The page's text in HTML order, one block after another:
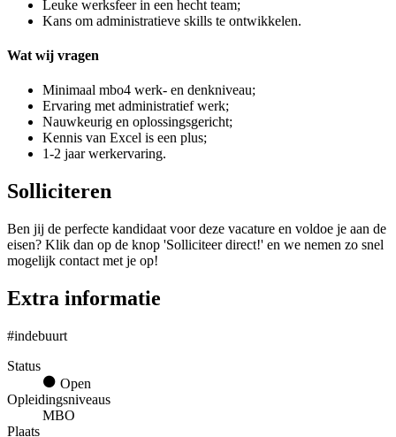
Leuke werksfeer in een hecht team;
Kans om administratieve skills te ontwikkelen.
Wat wij vragen
Minimaal mbo4 werk- en denkniveau;
Ervaring met administratief werk;
Nauwkeurig en oplossingsgericht;
Kennis van Excel is een plus;
1-2 jaar werkervaring.
Solliciteren
Ben jij de perfecte kandidaat voor deze vacature en voldoe je aan de
eisen? Klik dan op de knop 'Solliciteer direct!' en we nemen zo snel
mogelijk contact met je op!
Extra informatie
#indebuurt
Status
Open
Opleidingsniveaus
MBO
Plaats